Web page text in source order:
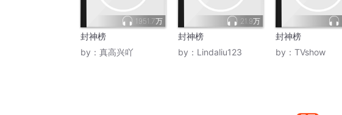
1951.7万
封神榜
by： 真高兴吖
21.9万
封神榜
by： Lindaliu123
封神榜
by： TVshow